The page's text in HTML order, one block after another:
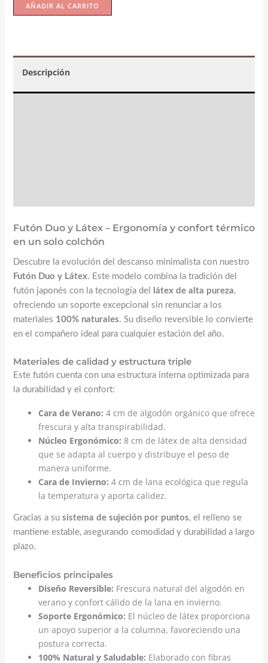
AÑADIR AL CARRITO
Descripción
Futón Duo y Látex – Ergonomía y confort térmico
en un solo colchón
Descubre la evolución del descanso minimalista con nuestro
Futón Duo y Látex. Este modelo combina la tradición del
futón japonés con la tecnología del
látex de alta pureza,
ofreciendo un soporte excepcional sin renunciar a los
materiales 100% naturales. Su diseño reversible lo convierte
en el compañero ideal para cualquier estación del año.
Materiales de calidad y estructura triple
Este futón cuenta con una estructura interna optimizada para
la durabilidad y el confort:
Cara de Verano: 4 cm de algodón orgánico que ofrece
frescura y alta transpirabilidad.
Núcleo Ergonómico: 8 cm de látex de alta densidad
que se adapta al cuerpo y distribuye el peso de
manera uniforme.
Cara de Invierno: 4 cm de lana ecológica que regula
la temperatura y aporta calidez.
Gracias a su sistema de sujeción por puntos, el relleno se
mantiene estable, asegurando comodidad y durabilidad a largo
plazo.
Beneficios principales
Diseño Reversible: Frescura natural del algodón en
verano y confort cálido de la lana en invierno.
Soporte Ergonómico: El núcleo de látex proporciona
un apoyo superior a la columna, favoreciendo una
postura correcta.
100% Natural y Saludable: Elaborado con fibras